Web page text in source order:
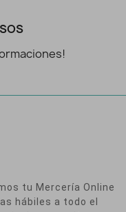
tu Mercería Online
hábiles a todo el